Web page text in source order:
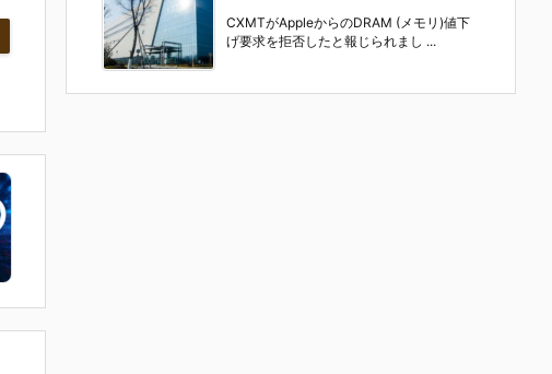
CXMTがAppleからのDRAM (メモリ)値下
げ要求を拒否したと報じられまし ...